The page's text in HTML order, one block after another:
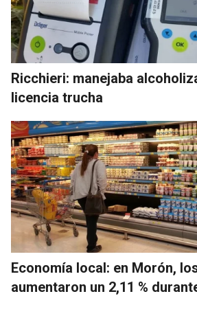
Ricchieri: manejaba
licencia trucha
Economía local: en Morón,
aumentaron un 2,11 %